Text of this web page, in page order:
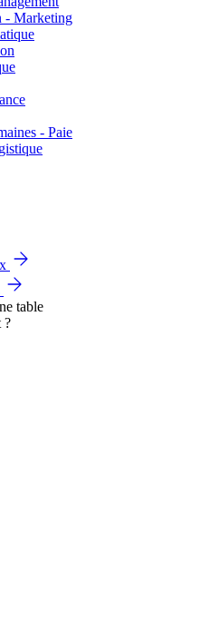
- Marketing
- Paie
?